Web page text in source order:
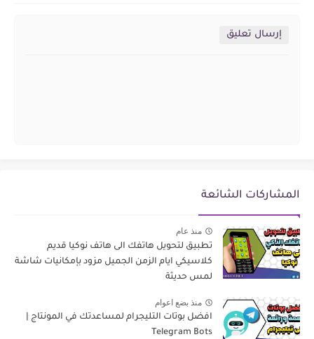
إرسال تعليق
المشاركات الشائعة
منذ عام
تطبيق لتحويل هاتفك الى هاتف نوكيا قديم
كلاسيكي ايام الزمن الجميل مزود بإمكانيات شاشة
لمس حديثة
منذ بضع اعوام
افضل بوتات التليجرام لمساعدتك في المونتاج |
Telegram Bots